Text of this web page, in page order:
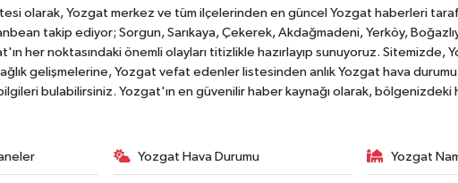
olarak, Yozgat merkez ve tüm ilçelerinden en güncel Yozgat haberleri
takip ediyor; Sorgun, Sarıkaya, Çekerek, Akdağmadeni, Yerköy,
her noktasındaki önemli olayları titizlikle hazırlayıp sunuyoruz.
gelişmelerine, Yozgat vefat edenler listesinden anlık Yozgat hava
bulabilirsiniz. Yozgat'ın en güvenilir haber kaynağı olarak, bölgenizdeki
Yozgat Hava Durumu Yozgat